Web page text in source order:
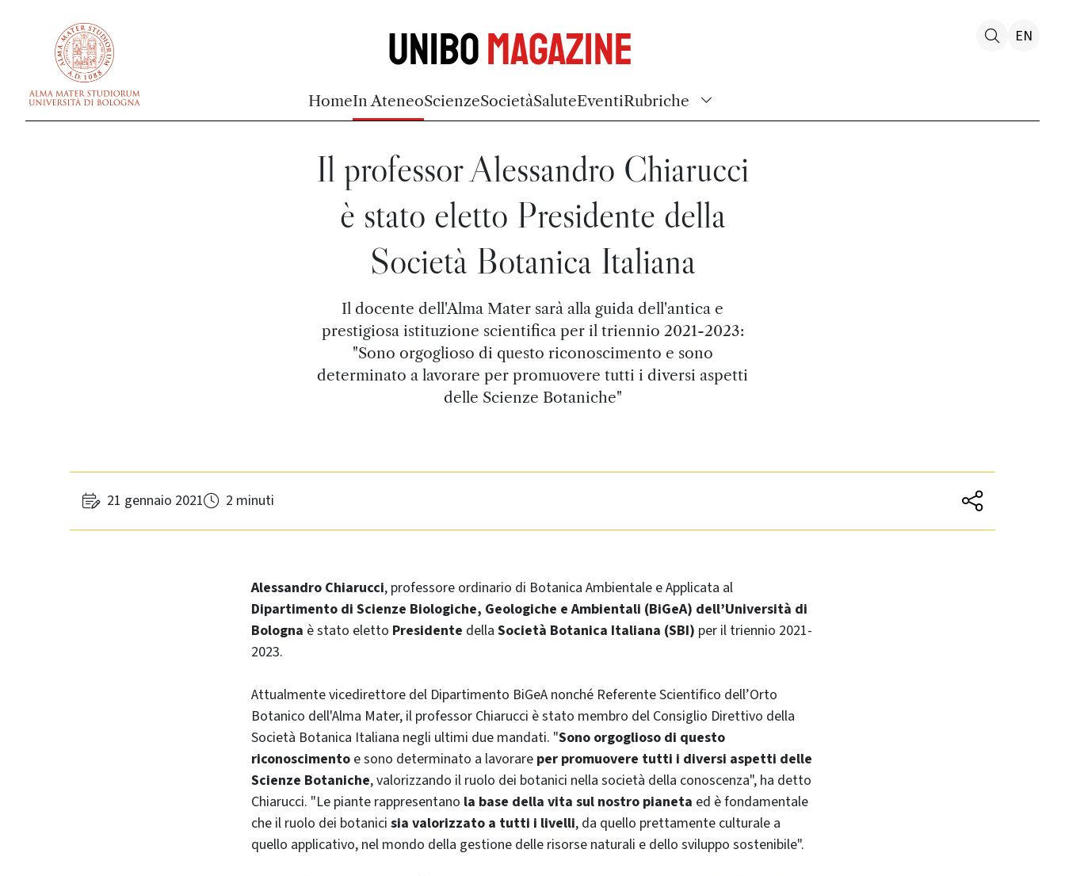
UniboMagazine
HomeIn AteneoScienzeSocietàSaluteEventiRubriche
EN
Il professor Alessandro Chiarucci
è stato eletto Presidente della
Società Botanica Italiana
Il docente dell'Alma Mater sarà alla guida dell'antica e
prestigiosa istituzione scientifica per il triennio 2021-2023:
"Sono orgoglioso di questo riconoscimento e sono
determinato a lavorare per promuovere tutti i diversi aspetti
delle Scienze Botaniche"
21 gennaio 2021 2 minuti
Alessandro Chiarucci, professore ordinario di Botanica Ambientale e Applicata al
Dipartimento di Scienze Biologiche, Geologiche e Ambientali (BiGeA) dell’Università di
Bologna è stato eletto Presidente della Società Botanica Italiana (SBI) per il triennio 2021-
2023.
Attualmente vicedirettore del Dipartimento BiGeA nonché Referente Scientifico dell’Orto
Botanico dell'Alma Mater, il professor Chiarucci è stato membro del Consiglio Direttivo della
Società Botanica Italiana negli ultimi due mandati. "Sono orgoglioso di questo
riconoscimento e sono determinato a lavorare per promuovere tutti i diversi aspetti delle
Scienze Botaniche, valorizzando il ruolo dei botanici nella società della conoscenza", ha detto
Chiarucci. "Le piante rappresentano la base della vita sul nostro pianeta ed è fondamentale
che il ruolo dei botanici sia valorizzato a tutti i livelli, da quello prettamente culturale a
quello applicativo, nel mondo della gestione delle risorse naturali e dello sviluppo sostenibile".